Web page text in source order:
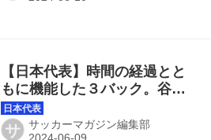
【日本代表】時間の経過とと
もに機能した３バック。谷口
彰悟と橋岡大樹が語った手応
えと可能性
サ サッカーマガジン編集部